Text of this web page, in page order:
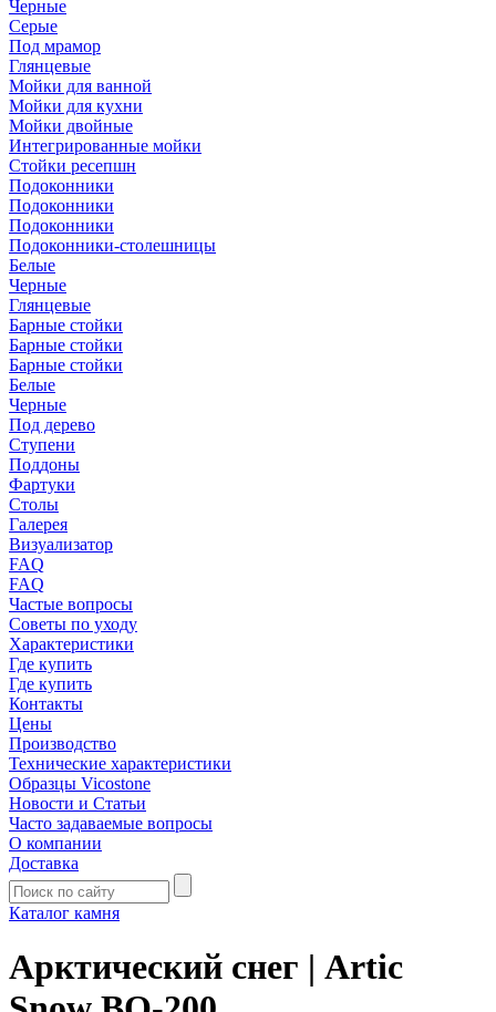
Черные
Серые
Под мрамор
Глянцевые
Мойки для ванной
Мойки для кухни
Мойки двойные
Интегрированные мойки
Стойки ресепшн
Подоконники
Подоконники
Подоконники
Подоконники-столешницы
Белые
Черные
Глянцевые
Барные стойки
Барные стойки
Барные стойки
Белые
Черные
Под дерево
Ступени
Поддоны
Фартуки
Столы
Галерея
Визуализатор
FAQ
FAQ
Частые вопросы
Советы по уходу
Характеристики
Где купить
Где купить
Контакты
Цены
Производство
Технические характеристики
Образцы Vicostone
Новости и Статьи
Часто задаваемые вопросы
О компании
Доставка
Каталог камня
Арктический снег | Artic